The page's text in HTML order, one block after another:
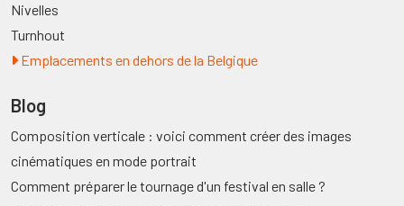
Nivelles
Turnhout
Emplacements en dehors de la Belgique
Blog
Composition verticale : voici comment créer des images
cinématiques en mode portrait
Comment préparer le tournage d'un festival en salle ?